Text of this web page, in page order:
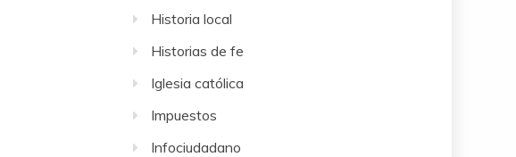
Historia local
Historias de fe
Iglesia católica
Impuestos
Infociudadano